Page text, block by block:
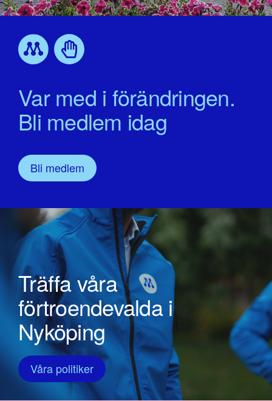
Var med i förändringen.
Bli medlem idag
Bli medlem
Träffa våra
förtroendevalda i
Nyköping
Våra politiker